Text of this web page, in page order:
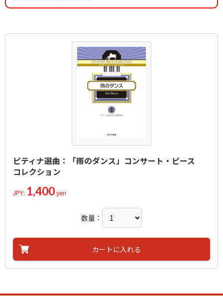
ピティナ選曲：「雨のダンス」コンサート・ピース
コレクション
JPY: 1,400yen
数量：
カートに入れる